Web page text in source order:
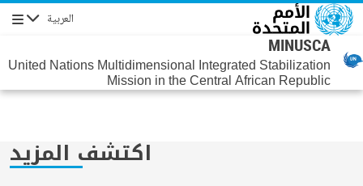
تجاوز إلى المحتوى الرئيسي العربية التنقل
MINUSCA
United Nations Multidimensional Integrated Stabilization
Mission in the Central African Republic
اكتشف المزيد